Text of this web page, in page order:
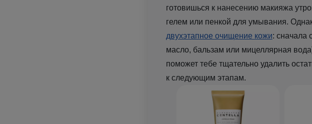
готовишься к нанесению макияжа
гелем или пенкой для умывания.
двухэтапное очищение кожи: сначала
масло, бальзам или мицеллярная
поможет тебе тщательно удалить
к следующим этапам.